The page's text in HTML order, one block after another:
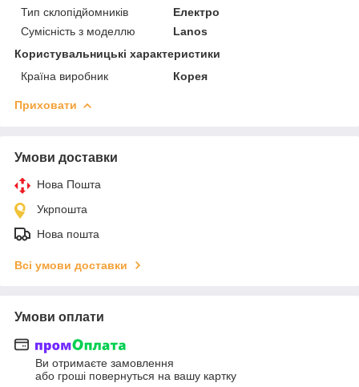
Тип склопідйомників
Електро
Сумісність з моделлю
Lanos
Користувальницькі характеристики
Країна виробник
Корея
Приховати
Умови доставки
Нова Пошта
Укрпошта
Нова пошта
Всі умови доставки
Умови оплати
Ви отримаєте замовлення
або гроші повернуться на вашу картку